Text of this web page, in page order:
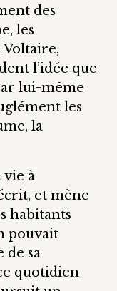
des
les
Voltaire,
l’idée que
lui-même
les
la
vie à
et mène
habitants
pouvait
de sa
quotidien